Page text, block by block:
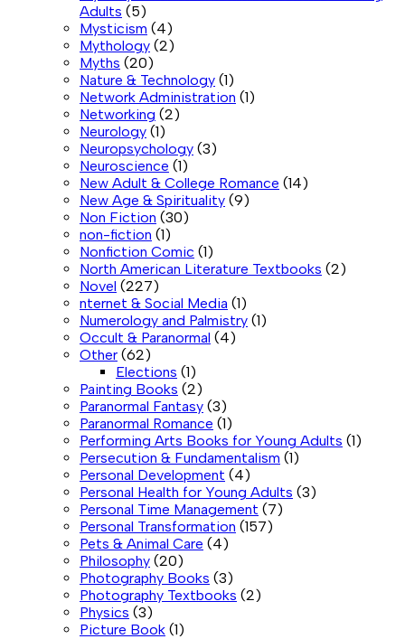
Adults (5)
Mysticism (4)
Mythology (2)
Myths (20)
Nature & Technology (1)
Network Administration (1)
Networking (2)
Neurology (1)
Neuropsychology (3)
Neuroscience (1)
New Adult & College Romance (14)
New Age & Spirituality (9)
Non Fiction (30)
non-fiction (1)
Nonfiction Comic (1)
North American Literature Textbooks (2)
Novel (227)
nternet & Social Media (1)
Numerology and Palmistry (1)
Occult & Paranormal (4)
Other (62)
Elections (1)
Painting Books (2)
Paranormal Fantasy (3)
Paranormal Romance (1)
Performing Arts Books for Young Adults (1)
Persecution & Fundamentalism (1)
Personal Development (4)
Personal Health for Young Adults (3)
Personal Time Management (7)
Personal Transformation (157)
Pets & Animal Care (4)
Philosophy (20)
Photography Books (3)
Photography Textbooks (2)
Physics (3)
Picture Book (1)